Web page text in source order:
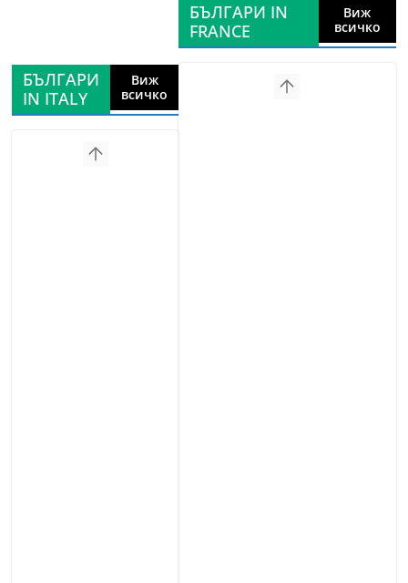
БЪЛГАРИ
IN ITALY
Виж
всичко
БЪЛГАРИ IN
FRANCE
Виж
всичко